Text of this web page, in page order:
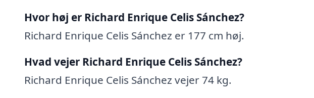
Hvor høj er Richard Enrique Celis Sánchez?
Richard Enrique Celis Sánchez er 177 cm høj.
Hvad vejer Richard Enrique Celis Sánchez?
Richard Enrique Celis Sánchez vejer 74 kg.